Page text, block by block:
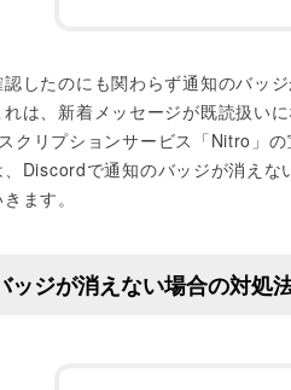
したのにも関わらず通知のバッ
は、新着メッセージが既読扱い
クリプションサービス「Nitro」の
Discordで通知のバッジが消えな
ます。
ジが消えない場合の対処